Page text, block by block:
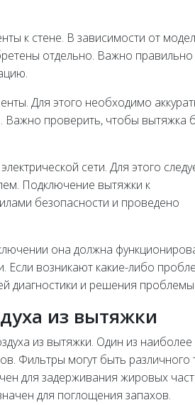
к стене. В зависимости от
отдельно. Важно правильно
Для этого необходимо
Важно проверить, чтобы вытяжка
сети. Для этого
Подключение вытяжки к
безопасности и проведено
она должна
Если возникают какие-либо
диагностики и решения проблемы.
из вытяжки
из вытяжки. Один из наиболее
Фильтры могут быть различного
для задерживания жировых
для поглощения запахов.